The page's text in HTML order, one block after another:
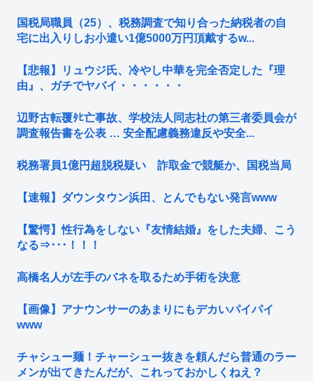
国税局職員（25）、税務調査で知り合った納税者の自
宅に出入りしお小遣い1億5000万円頂戴するw...
【悲報】リュウジ氏、冷やし中華を完全否定した『理
由』、ガチでヤバイ・・・・・・
辺野古転覆ﾀﾋ亡事故、学校法人同志社の第三者委員会が
調査報告書を公表 … 安全配慮義務違反や安全...
税務署員1億円超脱税疑い 詐取金で競艇か、国税当局
【速報】ダウンタウン浜田、とんでもない発言www
【驚愕】性行為をしない『友情結婚』をした夫婦、こう
なる⇒･･･！！！
高橋名人が左手のバネを取るため手術を決意
【画像】アナウンサーのあまりにもデカいパイパイ
www
チャシュー麺！チャーシュー抜きを頼んだら普通のラー
メンが出てきたんだが、これっておかしくねえ？